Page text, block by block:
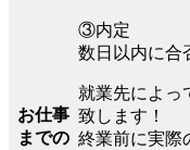
お仕事
までの
③内定
数日以内に合
就業先によっ
致します！
終業前に実際